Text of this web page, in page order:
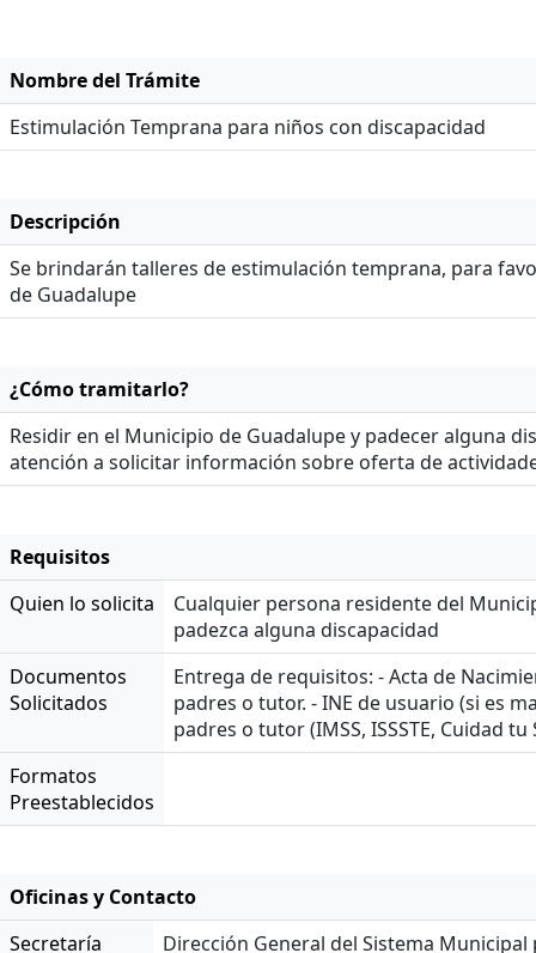
Nombre del Trámite
Estimulación Temprana para niños con discapacidad
Descripción
Se brindarán talleres de estimulación temprana, para
de Guadalupe
¿Cómo tramitarlo?
Residir en el Municipio de Guadalupe y padecer alguna
atención a solicitar información sobre oferta de
Requisitos
Quien lo solicita
Cualquier persona residente del
padezca alguna discapacidad
Documentos
Solicitados
Entrega de requisitos: - Acta de
padres o tutor. - INE de usuario (si es
padres o tutor (IMSS, ISSSTE, Cuidad
Formatos
Preestablecidos
Oficinas y Contacto
Secretaría
Dirección General del Sistema